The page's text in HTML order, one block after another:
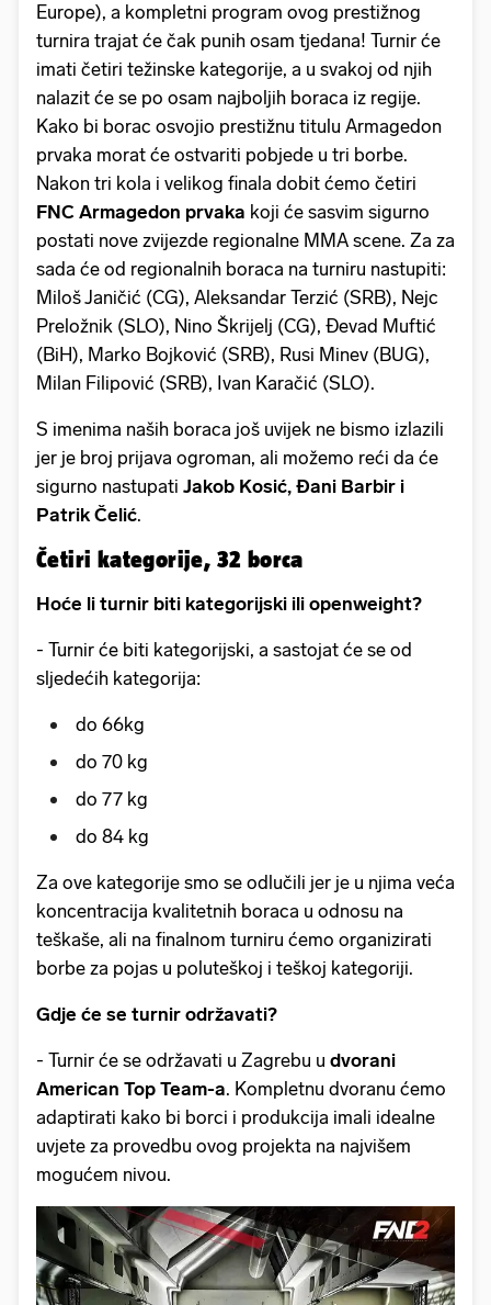
Europe), a kompletni program ovog prestižnog
turnira trajat će čak punih osam tjedana! Turnir će
imati četiri težinske kategorije, a u svakoj od njih
nalazit će se po osam najboljih boraca iz regije.
Kako bi borac osvojio prestižnu titulu Armagedon
prvaka morat će ostvariti pobjede u tri borbe.
Nakon tri kola i velikog finala dobit ćemo četiri
FNC Armagedon prvaka koji će sasvim sigurno
postati nove zvijezde regionalne MMA scene. Za za
sada će od regionalnih boraca na turniru nastupiti:
Miloš Janičić (CG), Aleksandar Terzić (SRB), Nejc
Preložnik (SLO), Nino Škrijelj (CG), Đevad Muftić
(BiH), Marko Bojković (SRB), Rusi Minev (BUG),
Milan Filipović (SRB), Ivan Karačić (SLO).
S imenima naših boraca još uvijek ne bismo izlazili
jer je broj prijava ogroman, ali možemo reći da će
sigurno nastupati Jakob Kosić, Đani Barbir i
Patrik Čelić.
Četiri kategorije, 32 borca
Hoće li turnir biti kategorijski ili openweight?
- Turnir će biti kategorijski, a sastojat će se od
sljedećih kategorija:
do 66kg
do 70 kg
do 77 kg
do 84 kg
Za ove kategorije smo se odlučili jer je u njima veća
koncentracija kvalitetnih boraca u odnosu na
teškaše, ali na finalnom turniru ćemo organizirati
borbe za pojas u poluteškoj i teškoj kategoriji.
Gdje će se turnir održavati?
- Turnir će se održavati u Zagrebu u dvorani
American Top Team-a. Kompletnu dvoranu ćemo
adaptirati kako bi borci i produkcija imali idealne
uvjete za provedbu ovog projekta na najvišem
mogućem nivou.